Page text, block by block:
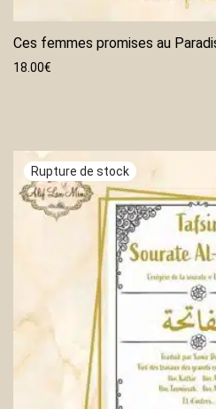
Ces femmes promises au
18.00€